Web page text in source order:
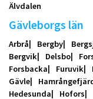
Älvdalen
Gävleborgs län
Arbrå Bergby
Bergvik
Delsbo
Forsbacka
Furuvik
Gävle
Hedesunda
Hofors